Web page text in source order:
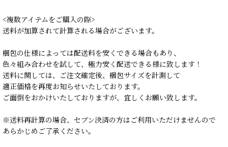
<複数アイテムをご購入の際>
送料が加算されて計算される場合がございます。
梱包の仕様によっては配送料を安くできる場合もあり、
色々組み合わせを試して、極力安く配送できる様に致します！
送料に関しては、ご注文確定後、梱包サイズを計測して
適正価格を再度お知らせいたしております。
ご面倒をおかけいたしておりますが、宜しくお願い致します。
※送料再計算の場合、セブン決済の方はご利用いただけませんので
あらかじめご了承ください。